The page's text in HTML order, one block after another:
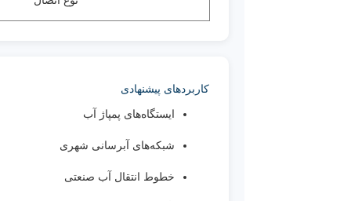
کاربردهای پیشنهادی
ایستگاه‌های پمپاژ آب
شبکه‌های آبرسانی شهری
خطوط انتقال آب صنعتی